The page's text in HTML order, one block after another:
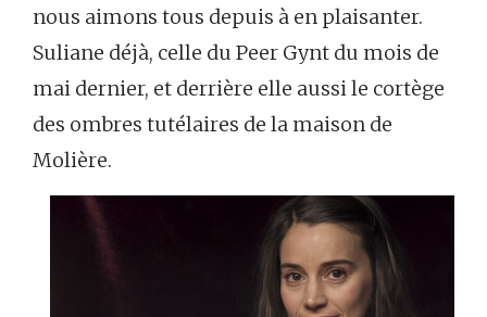
nous aimons tous depuis à en plaisanter.
Suliane déjà, celle du Peer Gynt du mois de
mai dernier, et derrière elle aussi le cortège
des ombres tutélaires de la maison de
Molière.